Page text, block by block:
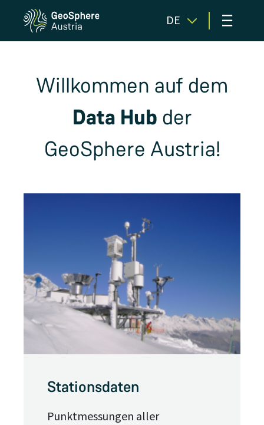
DE ≡
Willkommen auf dem
Data Hub der
GeoSphere Austria!
Stationsdaten
Punktmessungen aller